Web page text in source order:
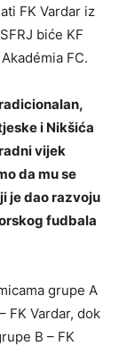
FK Vardar iz
biće KF
FC.
i Nikšića
vijek
da mu se
je dao razvoju
fudbala
grupe A
FK Vardar, dok
B – FK